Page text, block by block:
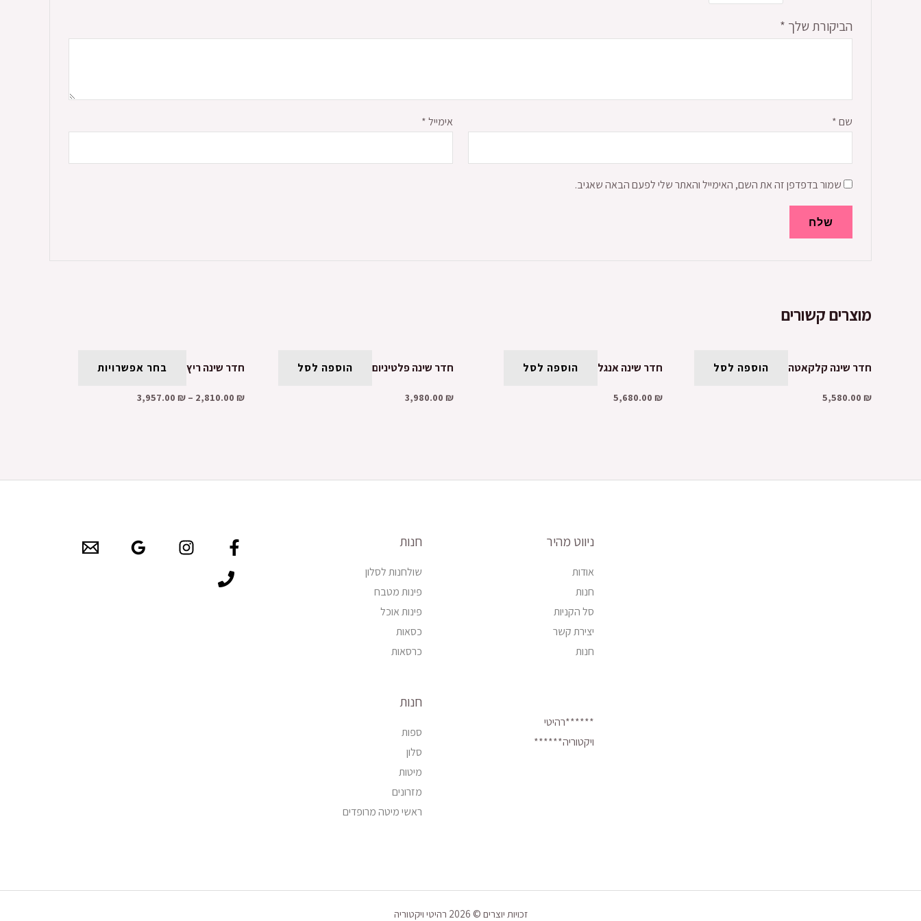
הביקורת שלך *
שם* אימייל*
שמור בדפדפן זה את השם, האימייל והאתר שלי לפעם הבאה שאגיב.
מוצרים קשורים
חדר שינה קלקאטה הוספה לסל
5,580.00 ₪
חדר שינה אנגל הוספה לסל
5,680.00 ₪
חדר שינה פלטיניום הוספה לסל
3,980.00 ₪
חדר שינה ריץ בחר אפשרויות
2,810.00 ₪
–
3,957.00 ₪
ניווט מהיר
אודות
חנות
סל הקניות
יצירת קשר
חנות
******רהיטי
ויקטוריה******
חנות
שולחנות לסלון
פינות מטבח
פינות אוכל
כסאות
כרסאות
חנות
ספות
סלון
מיטות
מזרונים
ראשי מיטה מרופדים
זכויות יוצרים © 2026 רהיטי ויקטוריה